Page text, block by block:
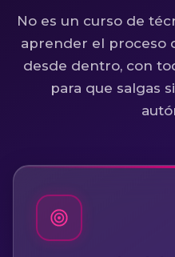
No es un curso de
aprender el proceso
desde dentro, con
para que salgas